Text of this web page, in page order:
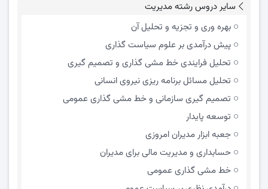
سایر دروس رشته مدیریت
بهره وری و تجزیه و تحلیل آن
پیش درآمدی بر علوم سیاست گذاری
تحلیل فرایندی خط مشی گذاری و تصمیم گیری
تحلیل مسائل برنامه ریزی نیروی انسانی
تصمیم گیری سازمانی و خط مشی گذاری عمومی
توسعه پایدار
جعبه ابزار مدیران امروزی
حسابداری و مدیریت مالی برای مدیران
خط مشی گذاری عمومی